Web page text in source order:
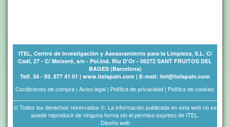
ITEL, Centro de Investigación y Asesoramiento para la Limpieza, S.L. C/
Cadí, 27 - C/ Moixeró, s/n - Pol.Ind. Riu D'Or - 08272 SANT FRUITOS DEL
BAGES (Barcelona)
Telf. 34 - 93. 877 41 01 | www.itelspain.com | E-mail: itel@itelspain.com
Condiciones de compra | Aviso legal | Política de privacidad | Política de cookies
© Todos los derechos reservados ©. La información publicada en esta web no se
puede reproducir de ninguna forma sin el permiso expreso de ITEL.
Diseño web